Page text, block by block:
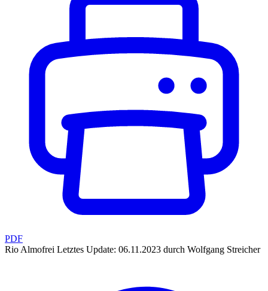
PDF
Rio Almofrei Letztes Update: 06.11.2023 durch Wolfgang Streicher